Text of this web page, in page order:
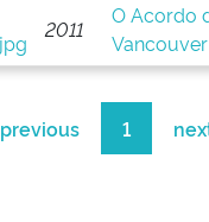
2011
O Acordo
Vancouver
previous 1